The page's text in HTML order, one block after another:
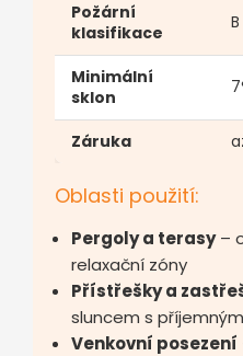
Požární
klasifikace
Minimální
sklon
Záruka
Oblasti použití:
Pergoly a terasy–
relaxační zóny
Přístřešky a
sluncem s
Venkovní posezení